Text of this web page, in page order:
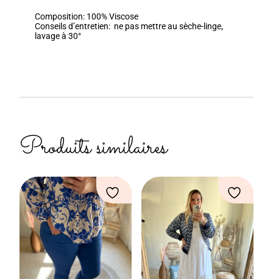
Composition: 100% Viscose
Conseils d’entretien: ne pas mettre au sèche-linge,
lavage à 30°
Produits similaires